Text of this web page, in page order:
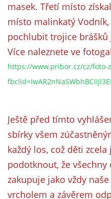
masek. Třetí místo
místo malinkatý
pochlubit trojice
Více naleznete ve
https://www.pribor.cz/cz/foto-
Ještě před tímto
sbírky všem
každý los, což děti
podotknout, že všechny
zakupuje jako vždy
vrcholem a závěrem